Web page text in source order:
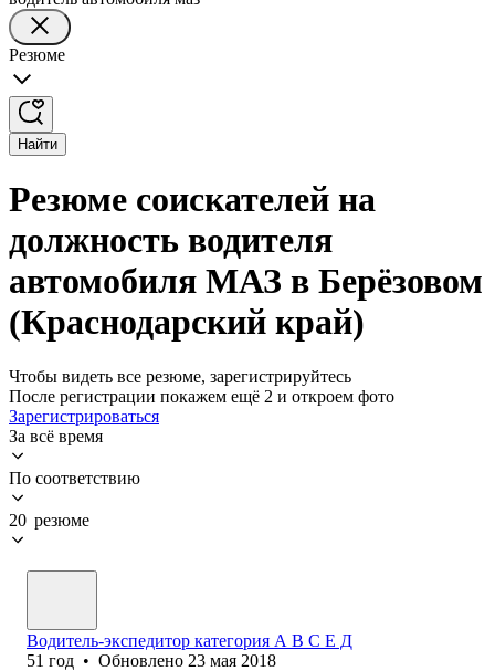
Резюме
Найти
Резюме соискателей на
должность водителя
автомобиля МАЗ в Берёзовом
(Краснодарский край)
Чтобы видеть все резюме, зарегистрируйтесь
После регистрации покажем ещё 2 и откроем фото
Зарегистрироваться
За всё время
По соответствию
20 резюме
Водитель-экспедитор категория А В С Е Д
51 год • Обновлено 23 мая 2018